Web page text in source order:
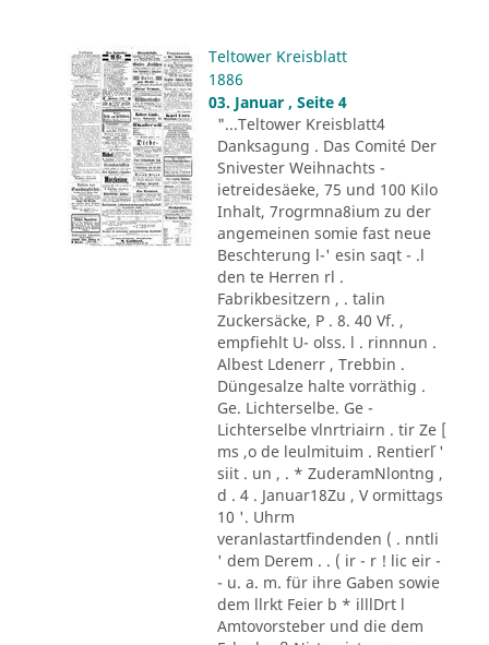
Teltower Kreisblatt
1886
03. Januar , Seite 4
"...Teltower Kreisblatt4
Danksagung . Das Comité Der
Snivester Weihnachts -
ietreidesäeke, 75 und 100 Kilo
Inhalt, 7rogrmna8ium zu der
angemeinen somie fast neue
Beschterung l-' esin saqt - .l
den te Herren rl .
Fabrikbesitzern , . talin
Zuckersäcke, P . 8. 40 Vf. ,
empfiehlt U- olss. l . rinnnun .
Albest Ldenerr , Trebbin .
Düngesalze halte vorräthig .
Ge. Lichterselbe. Ge -
Lichterselbe vlnrtriairn . tir Ze [
ms ,o de leulmituim . Rentier´l '
siit . un , . * ZuderamNlontng ,
d . 4 . Januar18Zu , V ormittags
10 '. Uhrm
veranlastartfindenden ( . nntli
' dem Derem . . ( ir - r ! lic eir -
- u. a. m. für ihre Gaben sowie
dem llrkt Feier b * illlDrt l
Amtovorsteber und die dem